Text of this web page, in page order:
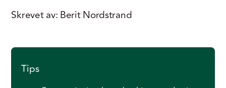
Skrevet av: Berit Nordstrand
Tips